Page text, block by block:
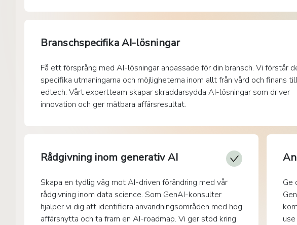
Branschspecifika AI-lösningar
Få ett försprång med AI-lösningar anpassade för din bransch. Vi förstår
specifika utmaningarna och möjligheterna inom allt från vård och finans till
edtech. Vårt expertteam skapar skräddarsydda AI-lösningar som driver
innovation och ger mätbara affärsresultat.
Rådgivning inom generativ AI
Skapa en tydlig väg mot AI-driven förändring med vår
rådgivning inom data science. Som GenAI-konsulter
hjälper vi dig att identifiera användningsområden med hög
affärsnytta och ta fram en AI-roadmap. Vi ger stöd kring
Ge